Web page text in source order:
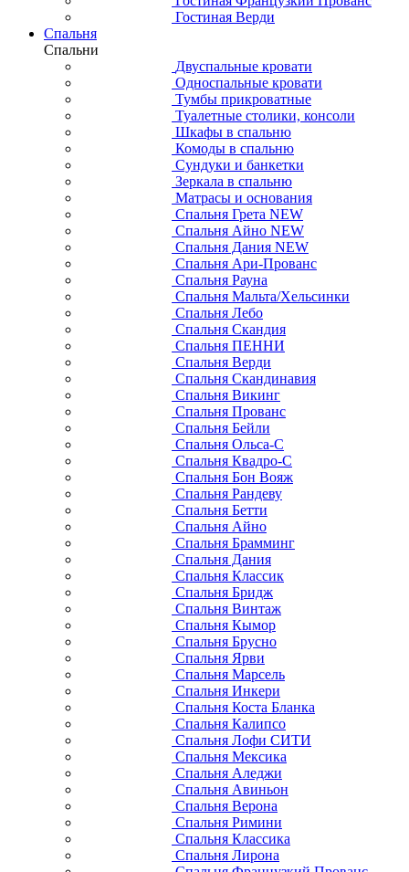
Гостиная Верди
Спальня
Спальни
Двуспальные кровати
Односпальные кровати
Тумбы прикроватные
Туалетные столики, консоли
Шкафы в спальню
Комоды в спальню
Сундуки и банкетки
Зеркала в спальню
Матрасы и основания
Спальня Грета NEW
Спальня Айно NEW
Спальня Дания NEW
Спальня Ари-Прованс
Спальня Рауна
Спальня Мальта/Хельсинки
Спальня Лебо
Спальня Скандия
Спальня ПЕННИ
Спальня Верди
Спальня Скандинавия
Спальня Викинг
Спальня Прованс
Спальня Бейли
Спальня Ольса-С
Спальня Квадро-С
Спальня Бон Вояж
Спальня Рандеву
Спальня Бетти
Спальня Айно
Спальня Брамминг
Спальня Дания
Спальня Классик
Спальня Бридж
Спальня Винтаж
Спальня Кымор
Спальня Брусно
Спальня Ярви
Спальня Марсель
Спальня Инкери
Спальня Коста Бланка
Спальня Калипсо
Спальня Лофи СИТИ
Спальня Мексика
Спальня Аледжи
Спальня Авиньон
Спальня Верона
Спальня Римини
Спальня Классика
Спальня Лирона